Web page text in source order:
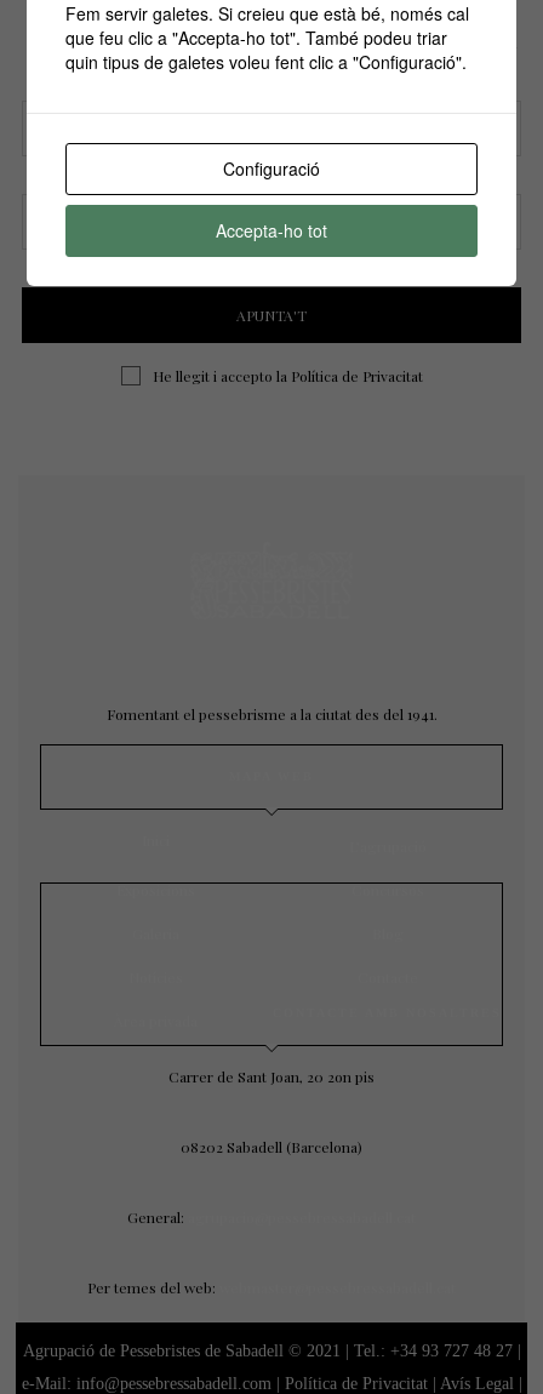
Si vols estar informa't de tots els
esdeveniments, inscriu-te amb el teu email al
nostre butlletí!
Nom
Correu electrònic
He llegit i accepto la Política de Privacitat
Fomentant el pessebrisme a la ciutat des del 1941.
Exposicions Concursos
Carrer de Sant Joan, 20 2on pis
08202 Sabadell (Barcelona)
General:
Per temes del web:
Agrupació de Pessebristes de Sabadell © 2021 | Tel.: +34 93 727 48 27|
e-Mail: info@pessebressabadell.com | Política de Privacitat| Avís Legal
Fem servir galetes. Si creieu que està bé, només cal
que feu clic a "Accepta-ho tot". També podeu triar
quin tipus de galetes voleu fent clic a "Configuració".
Configuració
Accepta-ho tot